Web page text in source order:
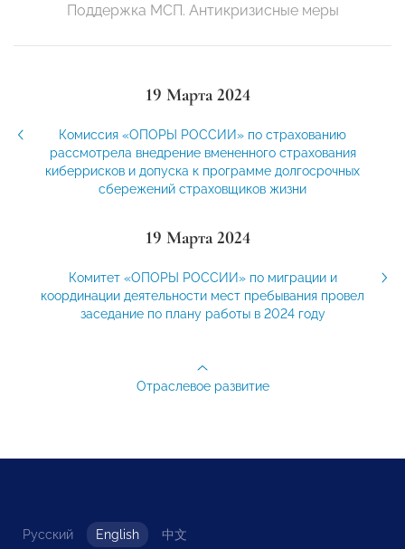
Поддержка МСП. Антикризисные меры
19 Марта 2024
Комиссия «ОПОРЫ РОССИИ» по страхованию
рассмотрела внедрение вмененного страхования
киберрисков и допуска к программе долгосрочных
сбережений страховщиков жизни
19 Марта 2024
Комитет «ОПОРЫ РОССИИ» по миграции и
координации деятельности мест пребывания провел
заседание по плану работы в 2024 году
Отраслевое развитие
Русский English 中文